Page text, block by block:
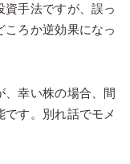
手法ですが、誤っ
ろか逆効果になっ
、幸い株の場合、間
す。別れ話でモメ